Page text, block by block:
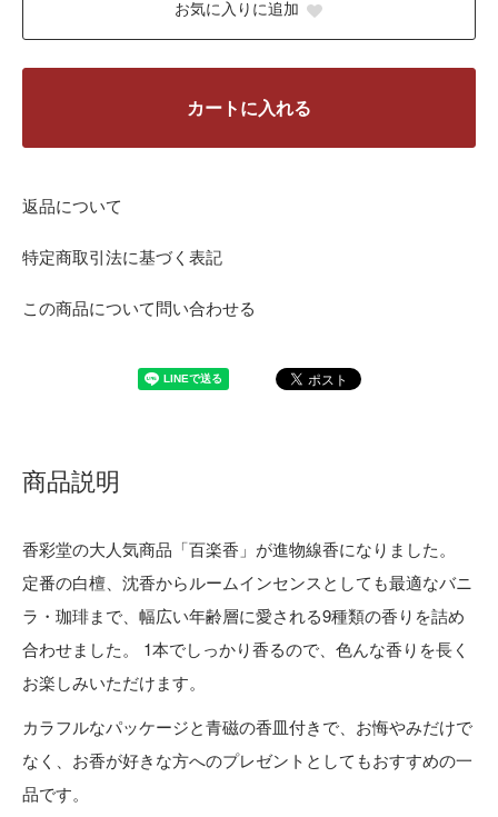
お気に入りに追加
カートに入れる
返品について
特定商取引法に基づく表記
この商品について問い合わせる
商品説明
香彩堂の大人気商品「百楽香」が進物線香になりました。
定番の白檀、沈香からルームインセンスとしても最適なバニ
ラ・珈琲まで、幅広い年齢層に愛される9種類の香りを詰め
合わせました。 1本でしっかり香るので、色んな香りを長く
お楽しみいただけます。
カラフルなパッケージと青磁の香皿付きで、お悔やみだけで
なく、お香が好きな方へのプレゼントとしてもおすすめの一
品です。